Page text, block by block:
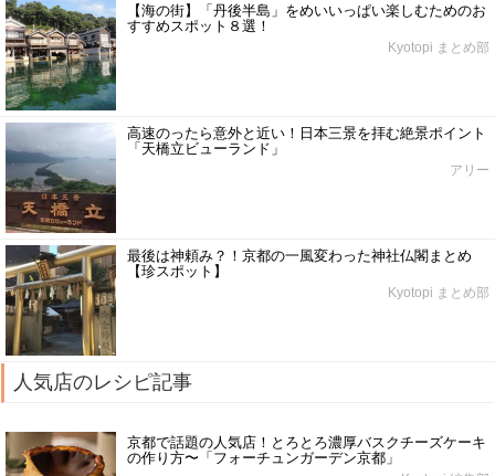
【海の街】「丹後半島」をめいいっぱい楽しむためのお
すすめスポット８選！
Kyotopi まとめ部
高速のったら意外と近い！日本三景を拝む絶景ポイント
「天橋立ビューランド」
アリー
最後は神頼み？！京都の一風変わった神社仏閣まとめ
【珍スポット】
Kyotopi まとめ部
人気店のレシピ記事
京都で話題の人気店！とろとろ濃厚バスクチーズケーキ
の作り方〜「フォーチュンガーデン京都」